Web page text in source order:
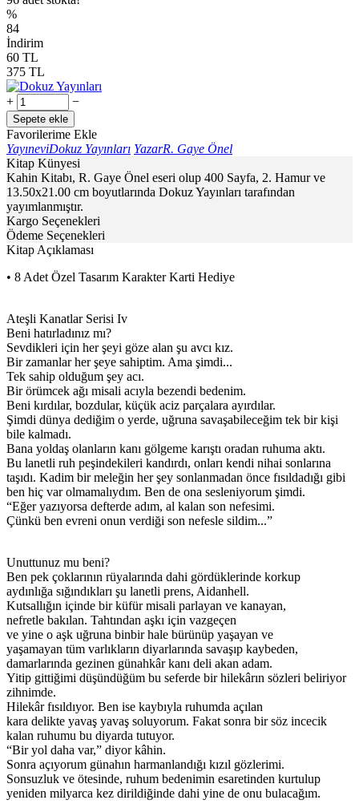
%
84
İndirim
60 TL
375 TL
+ −
Sepete ekle
Favorilerime Ekle
YayıneviDokuz Yayınları YazarR. Gaye Önel
Kitap Künyesi
Kahin Kitabı, R. Gaye Önel eseri olup 400 Sayfa, 2. Hamur ve
13.50x21.00 cm boyutlarında Dokuz Yayınları tarafından
yayımlanmıştır.
Kargo Seçenekleri
Ödeme Seçenekleri
Kitap Açıklaması
• 8 Adet Özel Tasarım Karakter Karti Hediye
Ateşli Kanatlar Serisi Iv
Beni hatırladınız mı?
Sevdikleri için her şeyi göze alan şu avcı kız.
Bir zamanlar her şeye sahiptim. Ama şimdi...
Tek sahip olduğum şey acı.
Bir örümcek ağı misali acıyla bezendi bedenim.
Beni kırdılar, bozdular, küçük aciz parçalara ayırdılar.
Şimdi dünya dediğim o yerde, uğruna savaşabileceğim tek bir kişi
bile kalmadı.
Bana yoldaş olanların kanı gölgeme karıştı oradan ruhuma aktı.
Bu lanetli ruh peşindekileri kandırdı, onları kendi nihai sonlarına
taşıdı. Kadim bir meleğin her şey sonlanmadan önce fısıldadığı gibi
ben hiç var olmamalıydım. Ben de ona sesleniyorum şimdi.
“Eğer yazıyorsa defterde adım, al kalan son nefesimi.
Çünkü ben evreni onun verdiği son nefesle sildim...”
Unuttunuz mu beni?
Ben pek çoklarının rüyalarında dahi gördüklerinde korkup
aydınlığa sığındıkları şu lanetli prens, Aidanhell.
Kutsallığın içinde bir küfür misali parlayan ve kanayan,
nefretle bakılan. Tahtından aşkı için vazgeçen
ve yine o aşk uğruna binbir hale bürünüp yaşayan ve
yaşamayan tüm varlıkların diyarlarında savaşıp kaybeden,
damarlarında gezinen günahkâr kanı deli akan adam.
Yitip gittiğimi düşündüğüm bu seferde bir hilekârın sözleri beliriyor
zihnimde.
Hilekâr fısıldıyor. Ben ise kaybıyla ruhumda açılan
kara delikte yavaş yavaş soluyorum. Fakat sonra bir söz incecik
kalan ruhumu bu diyarda tutuyor.
“Bir yol daha var,” diyor kâhin.
Sonra açıyorum günahın harmanlandığı kızıl gözlerimi.
Sonsuzluk ve ötesinde, ruhum bedenimin esaretinden kurtulup
yeniden milyarca kez dirildiğinde dahi yine de onu bulacağım.